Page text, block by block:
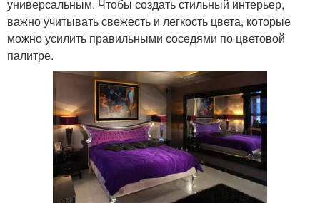
универсальным. Чтобы создать стильный интерьер,
важно учитывать свежесть и легкость цвета, которые
можно усилить правильными соседями по цветовой
палитре.